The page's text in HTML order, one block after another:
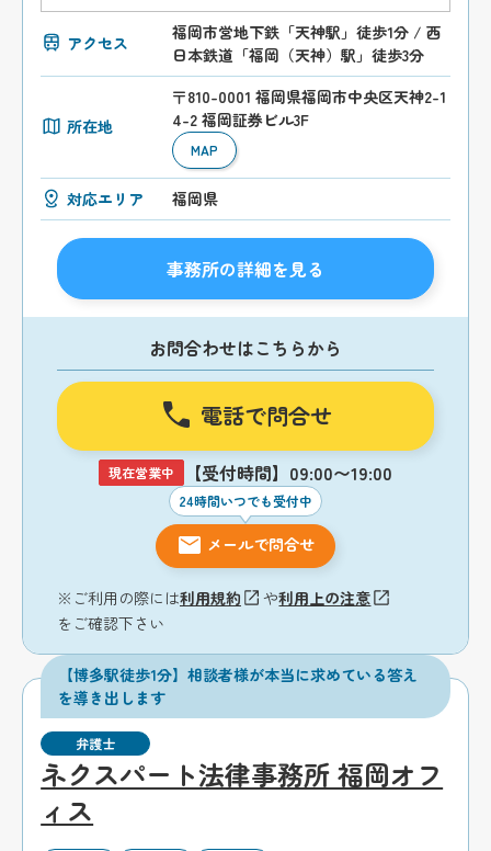
アクセス
福岡市営地下鉄「天神駅」徒歩1分 / 西
日本鉄道「福岡（天神）駅」徒歩3分
所在地
〒810-0001 福岡県福岡市中央区天神2-1
4-2 福岡証券ビル3F
MAP
対応エリア 福岡県
事務所の詳細を見る
お問合わせはこちらから
電話で問合せ
現在営業中 【受付時間】09:00〜19:00
24時間いつでも受付中
メールで問合せ
※ご利用の際には利用規約 や利用上の注意
をご確認下さい
【博多駅徒歩1分】相談者様が本当に求めている答え
を導き出します
弁護士
ネクスパート法律事務所 福岡オフ
ィス